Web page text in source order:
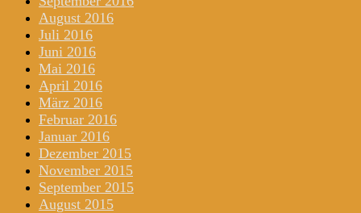
August 2016
Juli 2016
Juni 2016
Mai 2016
April 2016
März 2016
Februar 2016
Januar 2016
Dezember 2015
November 2015
September 2015
August 2015